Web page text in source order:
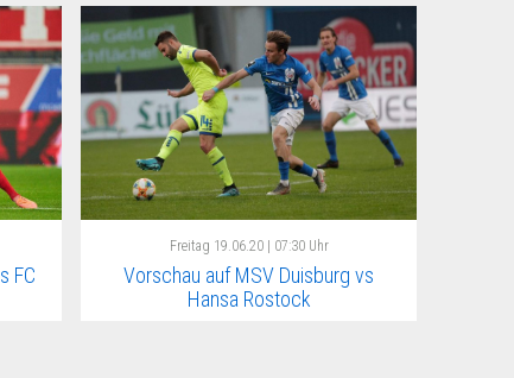
FC
Freitag 19.06.20 | 07:30 Uhr
Vorschau auf MSV Duisburg vs
Hansa Rostock